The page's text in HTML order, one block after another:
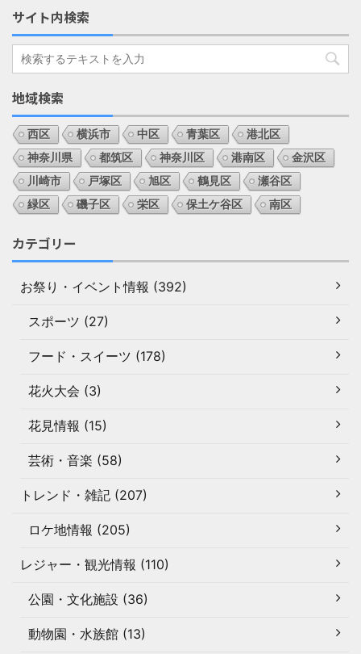
サイト内検索
地域検索
西区 横浜市 中区 青葉区
港北区
神奈川県
都筑区 神奈川区 港南区
金沢区
川崎市
戸塚区 旭区 鶴見区
瀬谷区
緑区
磯子区 栄区 保土ケ谷区 南区
カテゴリー
お祭り・イベント情報 (392)
スポーツ (27)
フード・スイーツ (178)
花火大会 (3)
花見情報 (15)
芸術・音楽 (58)
トレンド・雑記 (207)
ロケ地情報 (205)
レジャー・観光情報 (110)
公園・文化施設 (36)
動物園・水族館 (13)